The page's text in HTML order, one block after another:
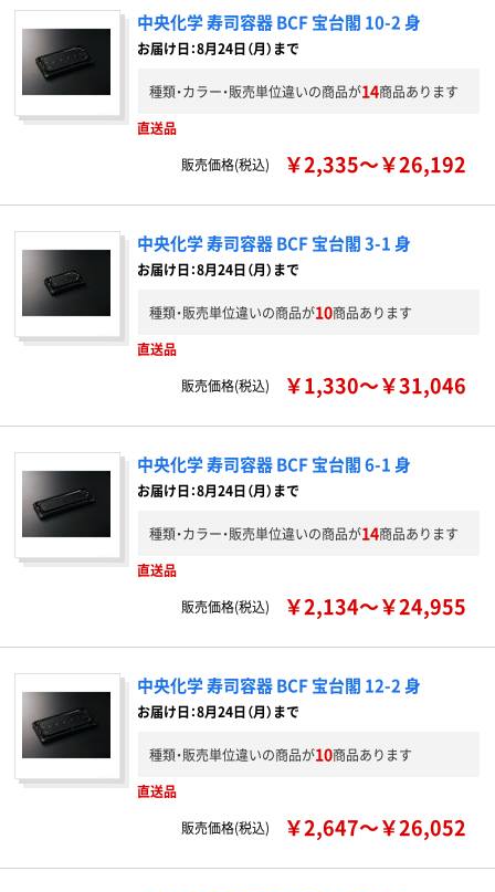
中央化学 寿司容器 BCF 宝台閣 10-2 身
お届け日：8月24日（月）まで
種類・カラー・販売単位違いの商品が14商品あります
直送品
販売価格(税込)
￥2,335～￥26,192
中央化学 寿司容器 BCF 宝台閣 3-1 身
お届け日：8月24日（月）まで
種類・販売単位違いの商品が10商品あります
直送品
販売価格(税込)
￥1,330～￥31,046
中央化学 寿司容器 BCF 宝台閣 6-1 身
お届け日：8月24日（月）まで
種類・カラー・販売単位違いの商品が14商品あります
直送品
販売価格(税込)
￥2,134～￥24,955
中央化学 寿司容器 BCF 宝台閣 12-2 身
お届け日：8月24日（月）まで
種類・販売単位違いの商品が10商品あります
直送品
販売価格(税込)
￥2,647～￥26,052